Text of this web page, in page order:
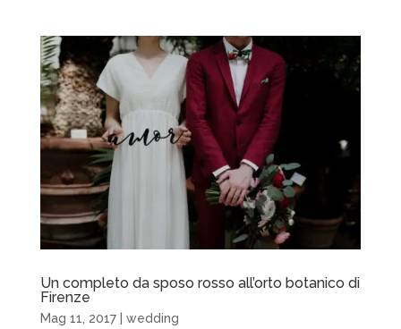
Un completo da sposo rosso all’orto botanico di
Firenze
Mag 11, 2017| wedding